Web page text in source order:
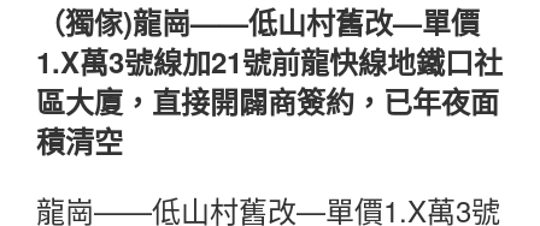
（獨傢)龍崗——低山村舊改—單價
1.X萬3號線加21號前龍快線地鐵口社
區大廈，直接開闢商簽約，已年夜面
積清空
龍崗——低山村舊改—單價1.X萬3號